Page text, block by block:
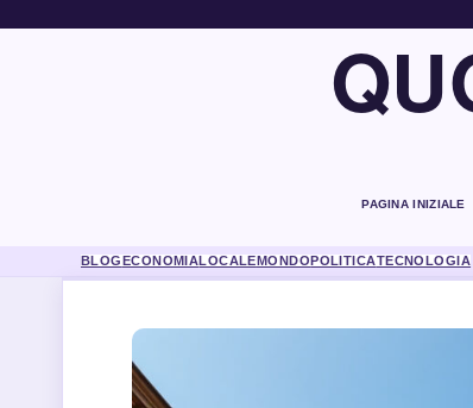
PAGINA INIZIALE
BLOGECONOMIALOCALEMONDOPOLITICATECNOLOGIA